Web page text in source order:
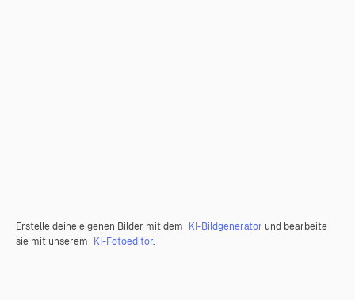
Erstelle deine eigenen Bilder mit dem KI-Bildgenerator und bearbeite
sie mit unserem KI-Fotoeditor.